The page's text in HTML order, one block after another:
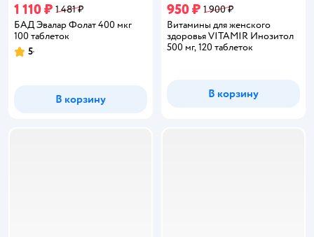
1 110 ₽ 1 481 ₽
БАД Эвалар Фолат 400 мкг
100 таблеток
Рейтинг:
5
В корзину
950 ₽ 1 900 ₽
Витамины для женского
здоровья VITAMIR Инозитол
500 мг, 120 таблеток
В корзину